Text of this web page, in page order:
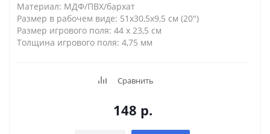
Материал: МДФ/ПВХ/бархат
Размер в рабочем виде: 51x30,5x9,5 см (20")
Размер игрового поля: 44 х 23,5 см
Толщина игрового поля: 4,75 мм
Сравнить
148 р.